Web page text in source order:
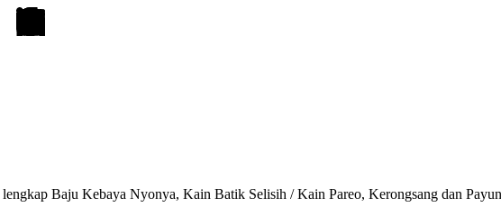
Baju Kebaya Nyonya, Kain Batik Selisih / Kain Pareo, Kerongsang dan